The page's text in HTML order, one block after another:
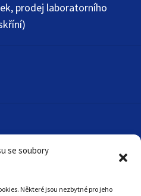
se soubory
Některé jsou nezbytné pro jeho
prodej laboratorního